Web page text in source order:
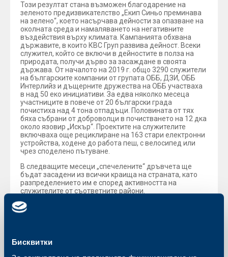
Бисквитки
Този резултат стана възможен благодарение на
зеленото предизвикателство „Екип Синьо преминава
на зелено“, което насърчава дейности за опазване на
околната среда и намаляването на негативните
въздействия върху климата. Кампанията обхвана
държавите, в които КВС Груп развива дейност. Всеки
служител, който се включи в дейностите в полза на
природата, получи дърво за засаждане в своята
държава. От началото на 2019 г. общо 3290 служители
на българските компании от групата ОББ, ДЗИ, ОББ
Интерлийз и дъщерните дружества на ОББ участваха
в над 50 еко инициативи. За едва няколко месеца
участниците в повече от 20 български града
почистиха над 4 тона отпадъци. Половината от тях
бяха събрани от доброволци в почистването на 12 дка
около язовир „Искър“. Проектите на служителите
включваха още рециклиране на 163 стари електронни
устройства, ходене до работа пеш, с велосипед или
чрез споделено пътуване.
В следващите месеци „спечелените“ дръвчета ще
бъдат засадени из всички краища на страната, като
разпределението им е според активността на
служителите от съответните райони.
В съботния ден служителите на компанията се
погрижиха още 300 нови фиданки да радват жителите